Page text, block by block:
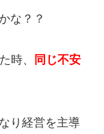
な？？
時、
同じ不安
り経営を主導